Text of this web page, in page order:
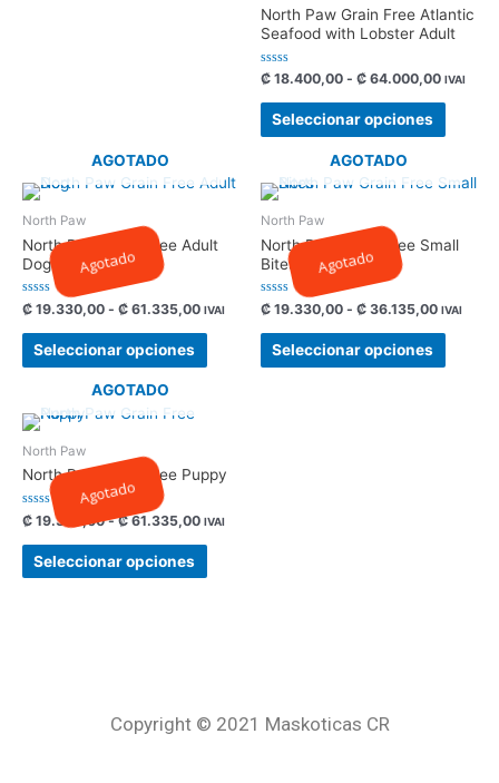
North Paw Grain Free Atlantic
Seafood with Lobster Adult
Valorado
con
0
de
₡ 18.400,00 - ₡ 64.000,00 IVAI
Seleccionar opciones
Agotado
AGOTADO
North Paw
North Paw Grain Free Adult
Dog
Valorado
con
0
de
₡ 19.330,00 - ₡ 61.335,00 IVAI
Seleccionar opciones
Agotado
AGOTADO
North Paw
North Paw Grain Free Small
Bites
Valorado
con
0
de
₡ 19.330,00 - ₡ 36.135,00 IVAI
Seleccionar opciones
Agotado
AGOTADO
North Paw
North Paw Grain Free Puppy
Valorado
con
0
de
₡ 19.330,00 - ₡61.335,00 IVAI
Seleccionar opciones
Copyright © 2021 Maskoticas CR